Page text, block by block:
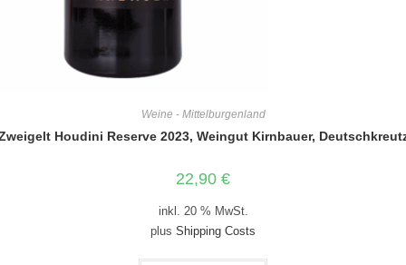
Weine - Mittelburgenland
Houdini Reserve 2023, Weingut Kirnbauer,
22,90 €
inkl. 20 % MwSt.
plus Shipping Costs